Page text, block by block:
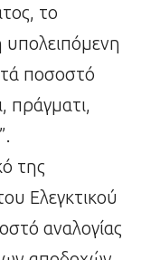
το
υπολειπόμενη
ποσοστό
πράγματι,
της
Ελεγκτικού
αναλογίας